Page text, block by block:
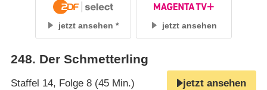
jetzt ansehen jetzt ansehen
248. Der Schmetterling
Staffel 14, Folge 8 (45 Min.) jetzt ansehen